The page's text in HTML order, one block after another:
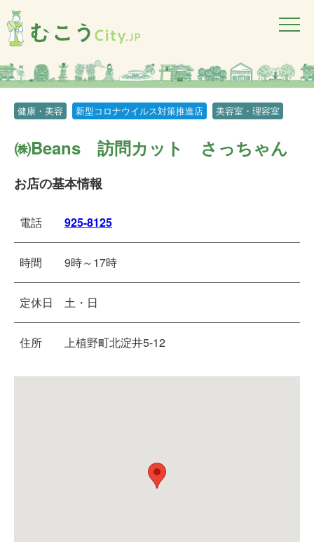
健康・美容 新型コロナウイルス対策推進店 美容室・理容室
㈱Beans 訪問カット さっちゃん
お店の基本情報
電話 925-8125
時間 9時～17時
定休日 土・日
住所 上植野町北淀井5-12